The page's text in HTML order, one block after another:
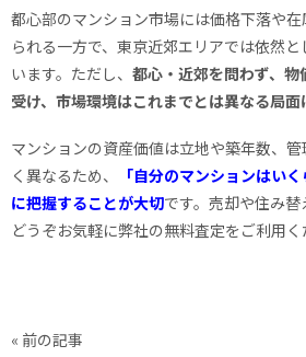
都心部のマンション市場には価格下落や
られる一方で、東京近郊エリアでは依然
います。ただし、 都心・近郊を問わず、
受け、市場環境はこれまでとは異なる局面
マンションの資産価値は立地や築年数、
く異なるため、
「自分のマンションはい
に把握することが大切です。売却や住み替
どうぞお気軽に弊社の無料査定をご利用く
« 前の記事